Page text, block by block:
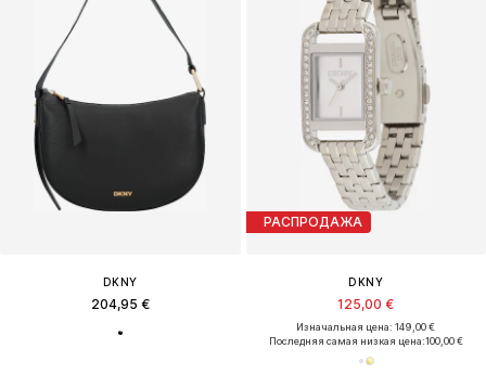
DKNY
204,95 €
РАСПРОДАЖА
DKNY
125,00 €
Изначальная цена: 149,00 €
Последняя самая низкая цена:100,00 €